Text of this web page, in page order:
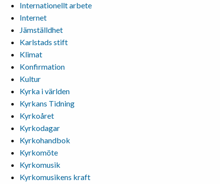
Internationellt arbete
Internet
Jämställdhet
Karlstads stift
Klimat
Konfirmation
Kultur
Kyrka i världen
Kyrkans Tidning
Kyrkoåret
Kyrkodagar
Kyrkohandbok
Kyrkomöte
Kyrkomusik
Kyrkomusikens kraft